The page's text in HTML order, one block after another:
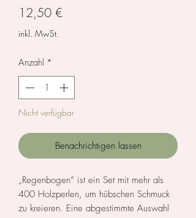
12,50 €Preis
inkl. MwSt.
Anzahl *
Nicht verfügbar
Benachrichtigen lassen
„Regenbogen“ ist ein Set mit mehr als
400 Holzperlen, um hübschen Schmuck
zu kreieren. Eine abgestimmte Auswahl